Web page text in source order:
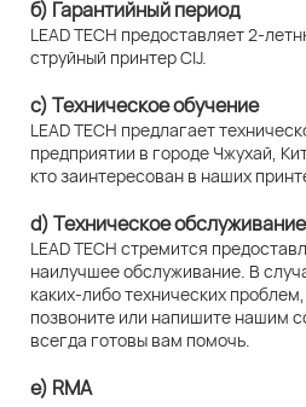
б) Гарантийный период
LEAD TECH предоставляет 2-
струйный принтер CIJ.
c) Техническое обучение
LEAD TECH предлагает
предприятии в городе Чжухай,
кто заинтересован в наших
d) Техническое обслуживание
LEAD TECH стремится
наилучшее обслуживание. В
каких-либо технических
позвоните или напишите нашим
всегда готовы вам помочь.
e) RMA